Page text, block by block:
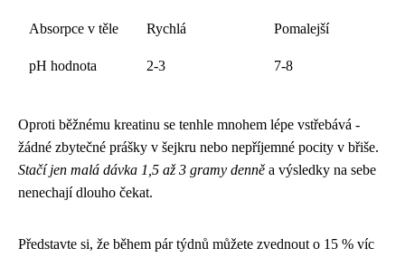
Absorpce v těle Rychlá Pomalejší
pH hodnota 2-3 7-8
Oproti běžnému kreatinu se tenhle mnohem lépe vstřebává -
žádné zbytečné prášky v šejkru nebo nepříjemné pocity v břiše.
Stačí jen malá dávka 1,5 až 3 gramy denně a výsledky na sebe
nenechají dlouho čekat.
Představte si, že během pár týdnů můžete zvednout o 15 % víc